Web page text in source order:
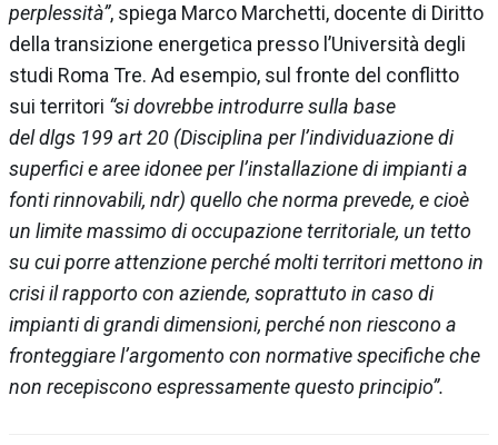
perplessità”, spiega Marco Marchetti, docente di Diritto
della transizione energetica presso l’Università degli
studi Roma Tre. Ad esempio, sul fronte del conflitto
sui territori “si dovrebbe introdurre sulla base
del dlgs 199 art 20 (Disciplina per l’individuazione di
superfici e aree idonee per l’installazione di impianti a
fonti rinnovabili, ndr) quello che norma prevede, e cioè
un limite massimo di occupazione territoriale, un tetto
su cui porre attenzione perché molti territori mettono in
crisi il rapporto con aziende, soprattuto in caso di
impianti di grandi dimensioni, perché non riescono a
fronteggiare l’argomento con normative specifiche che
non recepiscono espressamente questo principio”.